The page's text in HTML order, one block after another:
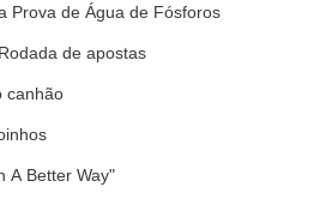
Prova de Água de Fósforos
de apostas
canhão
A Better Way"